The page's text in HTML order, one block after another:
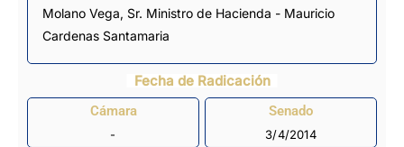
Molano Vega, Sr. Ministro de Hacienda - Mauricio
Cardenas Santamaria
Fecha de Radicación
Cámara
-
Senado
3/4/2014